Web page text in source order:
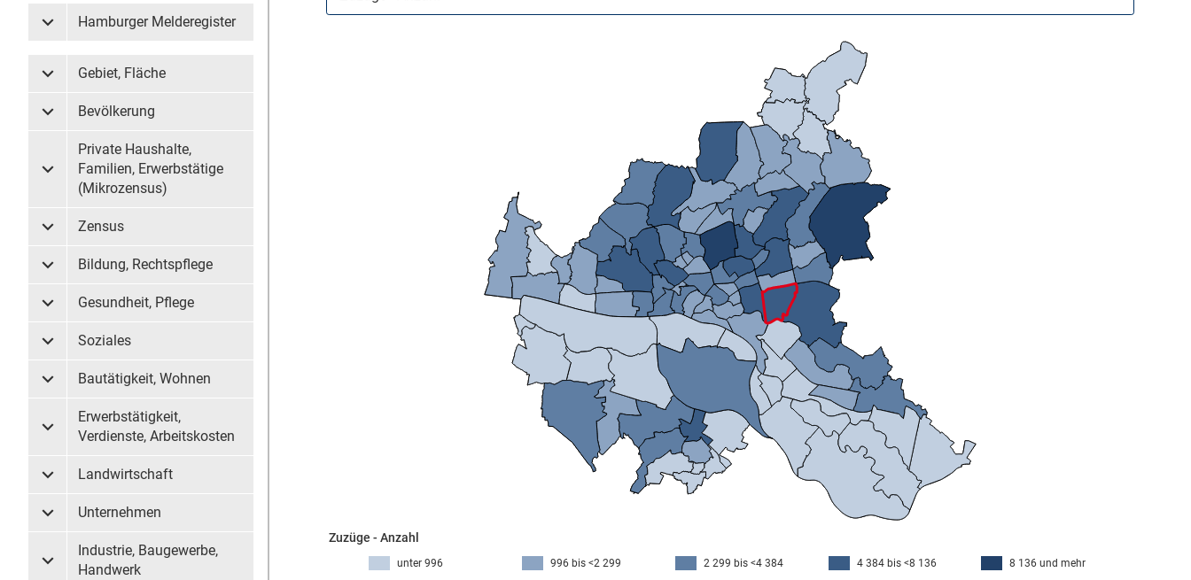
Untermenü Hamburger Melderegister
Hamburger Melderegister
Untermenü Gebiet, Fläche
Gebiet, Fläche
Untermenü Bevölkerung
Bevölkerung
Untermenü Private Haushalte, Familien, Erwerbstätige (Mikrozensus)
Private Haushalte,
Familien, Erwerbstätige
(Mikrozensus)
Untermenü Zensus
Zensus
Untermenü Bildung, Rechtspflege
Bildung, Rechtspflege
Untermenü Gesundheit, Pflege
Gesundheit, Pflege
Untermenü Soziales
Soziales
Untermenü Bautätigkeit, Wohnen
Bautätigkeit, Wohnen
Untermenü Erwerbstätigkeit, Verdienste, Arbeitskosten
Erwerbstätigkeit,
Verdienste, Arbeitskosten
Untermenü Landwirtschaft
Landwirtschaft
Untermenü Unternehmen
Unternehmen
Untermenü Industrie, Baugewerbe, Handwerk
Industrie, Baugewerbe,
Handwerk
Zuzüge - Anzahl
8 136 und mehr
4 384 bis <8 136
2 299 bis <4 384
996 bis <2 299
unter 996